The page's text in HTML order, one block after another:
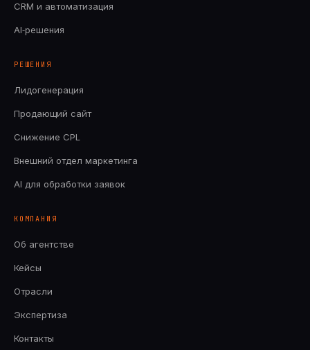
CRM и автоматизация
AI‑решения
РЕШЕНИЯ
Лидогенерация
Продающий сайт
Снижение CPL
Внешний отдел маркетинга
AI для обработки заявок
КОМПАНИЯ
Об агентстве
Кейсы
Отрасли
Экспертиза
Контакты